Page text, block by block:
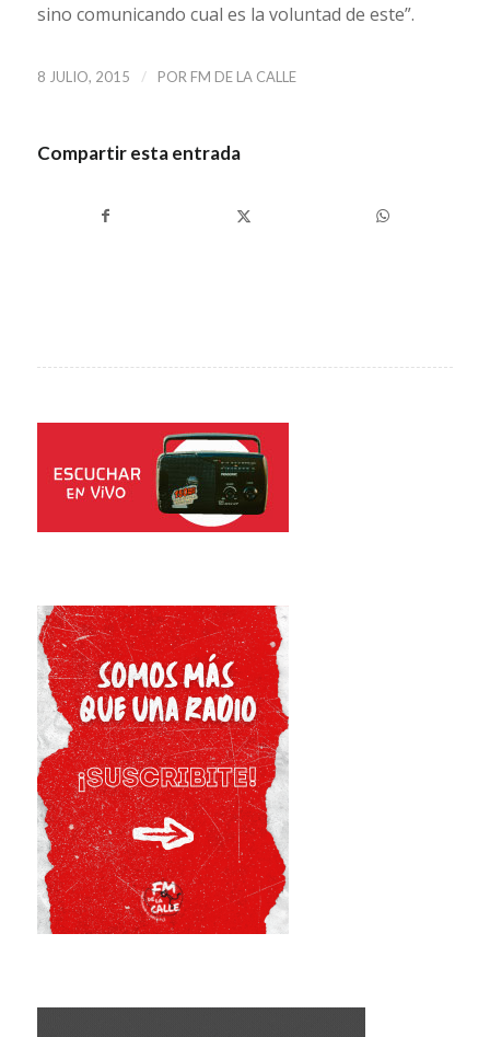
sino comunicando cual es la voluntad de este”.
8 JULIO, 2015 / POR FM DE LA CALLE
Compartir esta entrada